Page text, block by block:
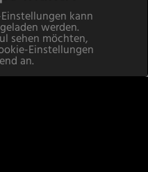
kann
werden.
sehen möchten,
Einstellungen
an.